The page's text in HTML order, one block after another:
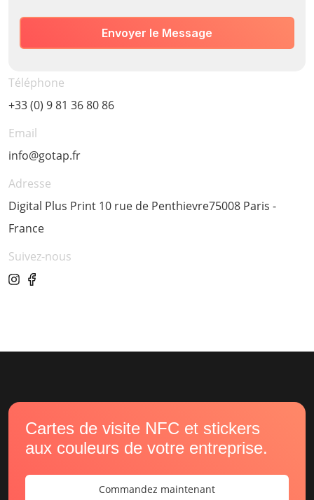
Téléphone
+33 (0) 9 81 36 80 86
Email
info@gotap.fr
Adresse
Digital Plus Print 10 rue de Penthievre75008 Paris -
France
Suivez-nous
Cartes de visite NFC et stickers
aux couleurs de votre entreprise.
Commandez maintenant